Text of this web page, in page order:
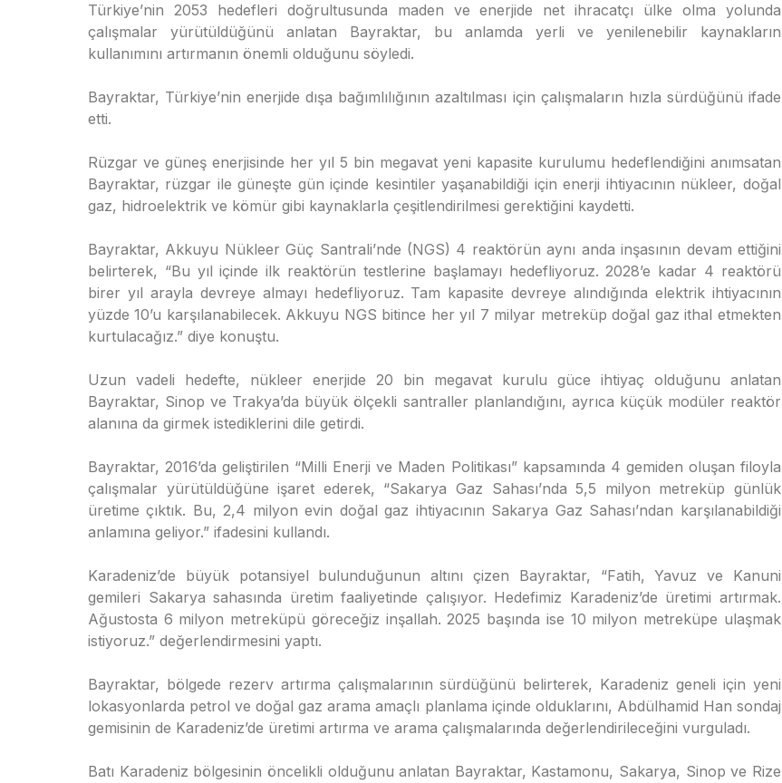
Türkiye’nin 2053 hedefleri doğrultusunda maden ve enerjide net ihracatçı ülke olma yolunda
çalışmalar yürütüldüğünü anlatan Bayraktar, bu anlamda yerli ve yenilenebilir kaynakların
kullanımını artırmanın önemli olduğunu söyledi.
Bayraktar, Türkiye’nin enerjide dışa bağımlılığının azaltılması için çalışmaların hızla sürdüğünü ifade
etti.
Rüzgar ve güneş enerjisinde her yıl 5 bin megavat yeni kapasite kurulumu hedeflendiğini anımsatan
Bayraktar, rüzgar ile güneşte gün içinde kesintiler yaşanabildiği için enerji ihtiyacının nükleer, doğal
gaz, hidroelektrik ve kömür gibi kaynaklarla çeşitlendirilmesi gerektiğini kaydetti.
Bayraktar, Akkuyu Nükleer Güç Santrali’nde (NGS) 4 reaktörün aynı anda inşasının devam ettiğini
belirterek, “Bu yıl içinde ilk reaktörün testlerine başlamayı hedefliyoruz. 2028’e kadar 4 reaktörü
birer yıl arayla devreye almayı hedefliyoruz. Tam kapasite devreye alındığında elektrik ihtiyacının
yüzde 10’u karşılanabilecek. Akkuyu NGS bitince her yıl 7 milyar metreküp doğal gaz ithal etmekten
kurtulacağız.” diye konuştu.
Uzun vadeli hedefte, nükleer enerjide 20 bin megavat kurulu güce ihtiyaç olduğunu anlatan
Bayraktar, Sinop ve Trakya’da büyük ölçekli santraller planlandığını, ayrıca küçük modüler reaktör
alanına da girmek istediklerini dile getirdi.
Bayraktar, 2016’da geliştirilen “Milli Enerji ve Maden Politikası” kapsamında 4 gemiden oluşan filoyla
çalışmalar yürütüldüğüne işaret ederek, “Sakarya Gaz Sahası’nda 5,5 milyon metreküp günlük
üretime çıktık. Bu, 2,4 milyon evin doğal gaz ihtiyacının Sakarya Gaz Sahası’ndan karşılanabildiği
anlamına geliyor.” ifadesini kullandı.
Karadeniz’de büyük potansiyel bulunduğunun altını çizen Bayraktar, “Fatih, Yavuz ve Kanuni
gemileri Sakarya sahasında üretim faaliyetinde çalışıyor. Hedefimiz Karadeniz’de üretimi artırmak.
Ağustosta 6 milyon metreküpü göreceğiz inşallah. 2025 başında ise 10 milyon metreküpe ulaşmak
istiyoruz.” değerlendirmesini yaptı.
Bayraktar, bölgede rezerv artırma çalışmalarının sürdüğünü belirterek, Karadeniz geneli için yeni
lokasyonlarda petrol ve doğal gaz arama amaçlı planlama içinde olduklarını, Abdülhamid Han sondaj
gemisinin de Karadeniz’de üretimi artırma ve arama çalışmalarında değerlendirileceğini vurguladı.
Batı Karadeniz bölgesinin öncelikli olduğunu anlatan Bayraktar, Kastamonu, Sakarya, Sinop ve Rize